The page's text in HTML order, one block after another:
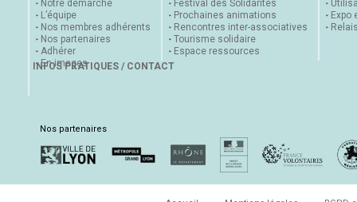
Notre démarche
L’équipe
Nos membres adhérents
Nos partenaires
Adhérer
En images
Festival des Solidarités
Prochaines animations
Rencontres inter-associatives
Tourisme solidaire
Espace ressources
Expo
INFOS PRATIQUES / CONTACT
Nos partenaires